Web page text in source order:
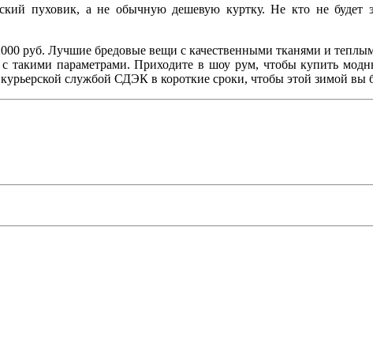
пуховик, а не обычную дешевую куртку. Не кто не будет
руб. Лучшие бредовые вещи с качественными тканями и
такими параметрами. Приходите в шоу рум, чтобы купить
службой СДЭК в короткие сроки, чтобы этой зимой